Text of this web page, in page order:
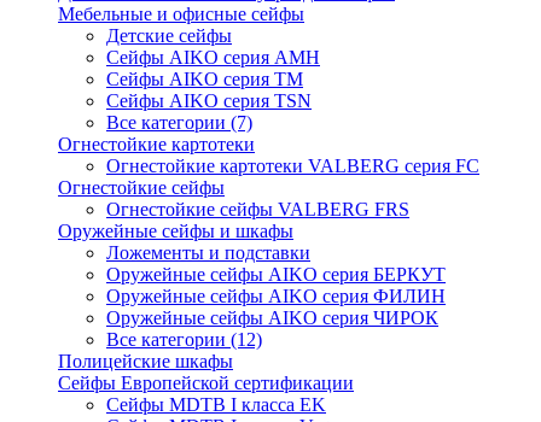
Мебельные и офисные сейфы
Детские сейфы
Сейфы AIKO серия AMH
Сейфы AIKO серия TM
Сейфы AIKO серия TSN
Все категории (7)
Огнестойкие картотеки
Огнестойкие картотеки VALBERG серия FC
Огнестойкие сейфы
Огнестойкие сейфы VALBERG FRS
Оружейные сейфы и шкафы
Ложементы и подставки
Оружейные сейфы AIKO серия БЕРКУТ
Оружейные сейфы AIKO серия ФИЛИН
Оружейные сейфы AIKO серия ЧИРОК
Все категории (12)
Полицейские шкафы
Сейфы Европейской сертификации
Сейфы MDTB I класса EK